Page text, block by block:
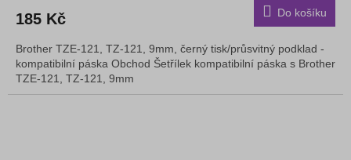
185 Kč Do košíku
Brother TZE-121, TZ-121, 9mm, černý tisk/průsvitný podklad -
kompatibilní páska Obchod Šetřílek kompatibilní páska s Brother
TZE-121, TZ-121, 9mm